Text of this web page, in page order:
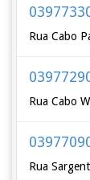
Rua Cabo
Rua Cabo
Rua